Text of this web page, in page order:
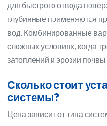
для быстрого отвода
глубинные применяются
вод. Комбинированные
сложных условиях, когда
затоплений и эрозии почвы.
Сколько стоит
системы?
Цена зависит от типа